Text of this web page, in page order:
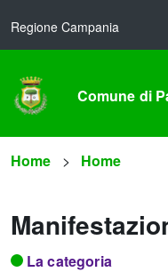
Regione Campania
Comune di
Home Home
La categoria